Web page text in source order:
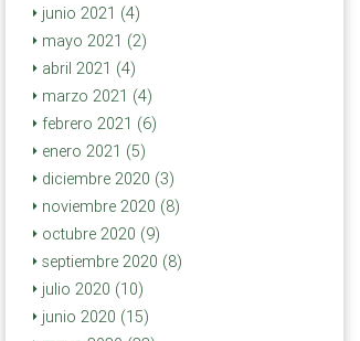
junio 2021 (4)
mayo 2021 (2)
abril 2021 (4)
marzo 2021 (4)
febrero 2021 (6)
enero 2021 (5)
diciembre 2020 (3)
noviembre 2020 (8)
octubre 2020 (9)
septiembre 2020 (8)
julio 2020 (10)
junio 2020 (15)